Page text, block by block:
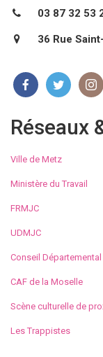
03 87 32 53
36 Rue
Réseaux
Ville de Metz
Ministère du Travail
FRMJC
UDMJC
Conseil
CAF de la Moselle
Scène culturelle de
Les Trappistes